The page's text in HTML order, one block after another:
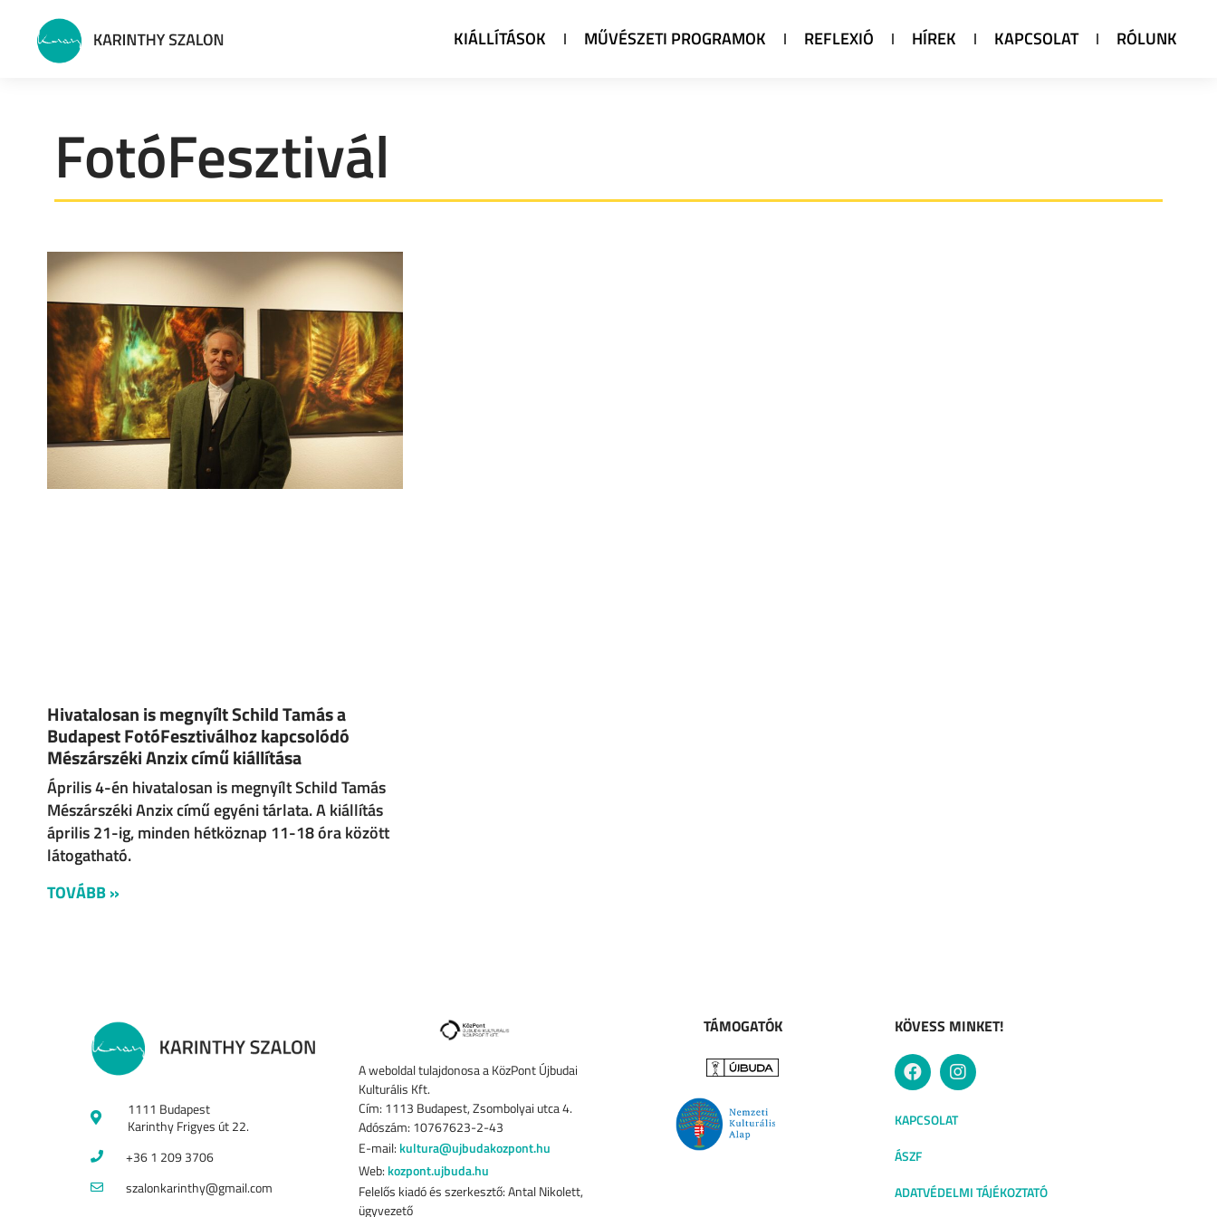
KIÁLLÍTÁSOK MŰVÉSZETI PROGRAMOK REFLEXIÓ HÍREK KAPCSOLAT RÓLUNK
FotóFesztivál
Hivatalosan is megnyílt Schild Tamás a
Budapest FotóFesztiválhoz kapcsolódó
Mészárszéki Anzix című kiállítása
Április 4-én hivatalosan is megnyílt Schild Tamás
Mészárszéki Anzix című egyéni tárlata. A kiállítás
április 21-ig, minden hétköznap 11-18 óra között
látogatható.
TOVÁBB »
1111 Budapest
Karinthy Frigyes út 22.
+36 1 209 3706
szalonkarinthy@gmail.com
A weboldal tulajdonosa a KözPont Újbudai
Kulturális Kft.
Cím: 1113 Budapest, Zsombolyai utca 4.
Adószám: 10767623-2-43
E-mail: kultura@ujbudakozpont.hu
Web: kozpont.ujbuda.hu
Felelős kiadó és szerkesztő: Antal Nikolett,
ügyvezető
TÁMOGATÓK KÖVESS MINKET!
KAPCSOLAT
ÁSZF
ADATVÉDELMI TÁJÉKOZTATÓ